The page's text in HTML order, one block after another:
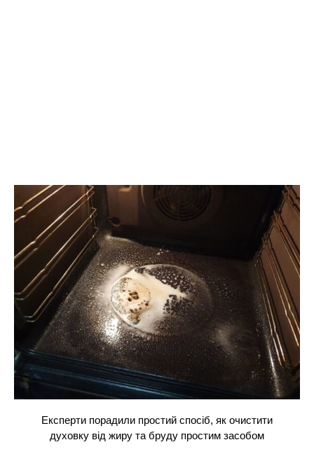
Експерти порадили простий спосіб, як очистити
духовку від жиру та бруду простим засобом